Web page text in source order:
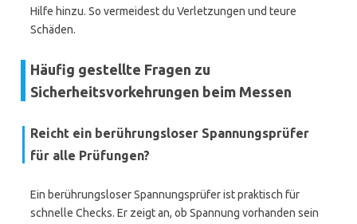
Hilfe hinzu. So vermeidest du Verletzungen und teure
Schäden.
Häufig gestellte Fragen zu
Sicherheitsvorkehrungen beim Messen
Reicht ein berührungsloser Spannungsprüfer
für alle Prüfungen?
Ein berührungsloser Spannungsprüfer ist praktisch für
schnelle Checks. Er zeigt an, ob Spannung vorhanden sein